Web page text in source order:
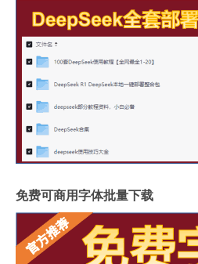
免费可商用字体批量下载